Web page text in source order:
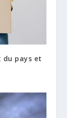
du pays et